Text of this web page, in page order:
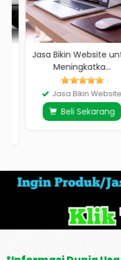
Jasa Bikin Website
Meningkatka...
Jasa Bikin Website
Beli Sekarang